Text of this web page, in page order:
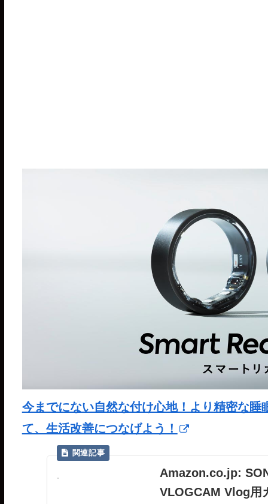
今までにない自然な付け心地！より精密な
て、生活改善につなげよう！
Amazon.co.jp:
VLOGCAM Vlog用